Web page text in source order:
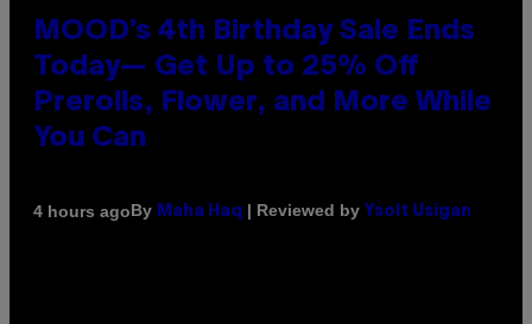
MOOD’s 4th Birthday Sale Ends
Today— Get Up to 25% Off
Prerolls, Flower, and More While
You Can
4 hours agoBy Maha Haq | Reviewed by Ysolt Usigan